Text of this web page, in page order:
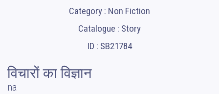
Category : Non Fiction
Catalogue : Story
ID : SB21784
विचारों का विज्ञान
na